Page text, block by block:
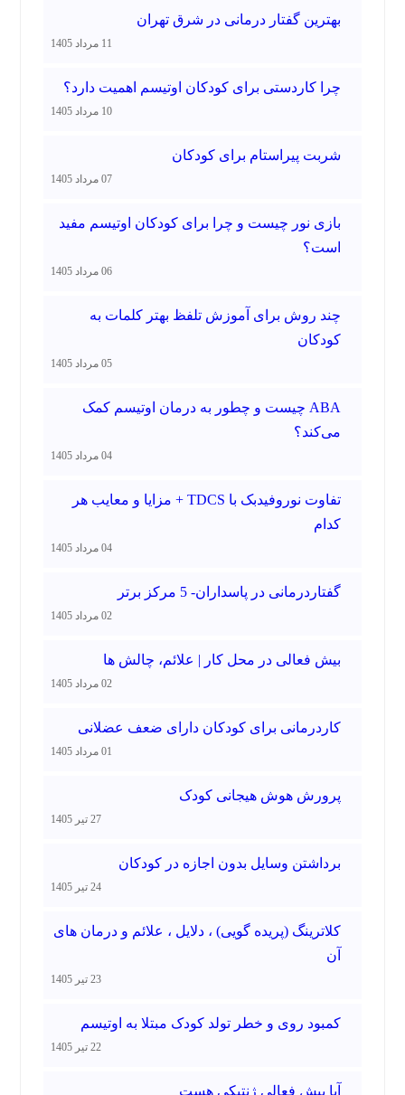
بهترین گفتار درمانی در شرق تهران
11 مرداد 1405
چرا کاردستی برای کودکان اوتیسم اهمیت دارد؟
10 مرداد 1405
شربت پیراستام برای کودکان
07 مرداد 1405
بازی نور چیست و چرا برای کودکان اوتیسم مفید
است؟
06 مرداد 1405
چند روش برای آموزش تلفظ بهتر کلمات به
کودکان
05 مرداد 1405
ABA چیست و چطور به درمان اوتیسم کمک
می‌کند؟
04 مرداد 1405
تفاوت نوروفیدبک با TDCS + مزایا و معایب هر
کدام
04 مرداد 1405
گفتاردرمانی در پاسداران- 5 مرکز برتر
02 مرداد 1405
بیش فعالی در محل کار | علائم، چالش ها
02 مرداد 1405
کاردرمانی برای کودکان دارای ضعف عضلانی
01 مرداد 1405
پرورش هوش هیجانی کودک
27 تیر 1405
برداشتن وسایل بدون اجازه در کودکان
24 تیر 1405
کلاترینگ (پریده گویی) ، دلایل ، علائم و درمان های
آن
23 تیر 1405
کمبود روی و خطر تولد کودک مبتلا به اوتیسم
22 تیر 1405
آیا بیش فعالی ژنتیکی هست